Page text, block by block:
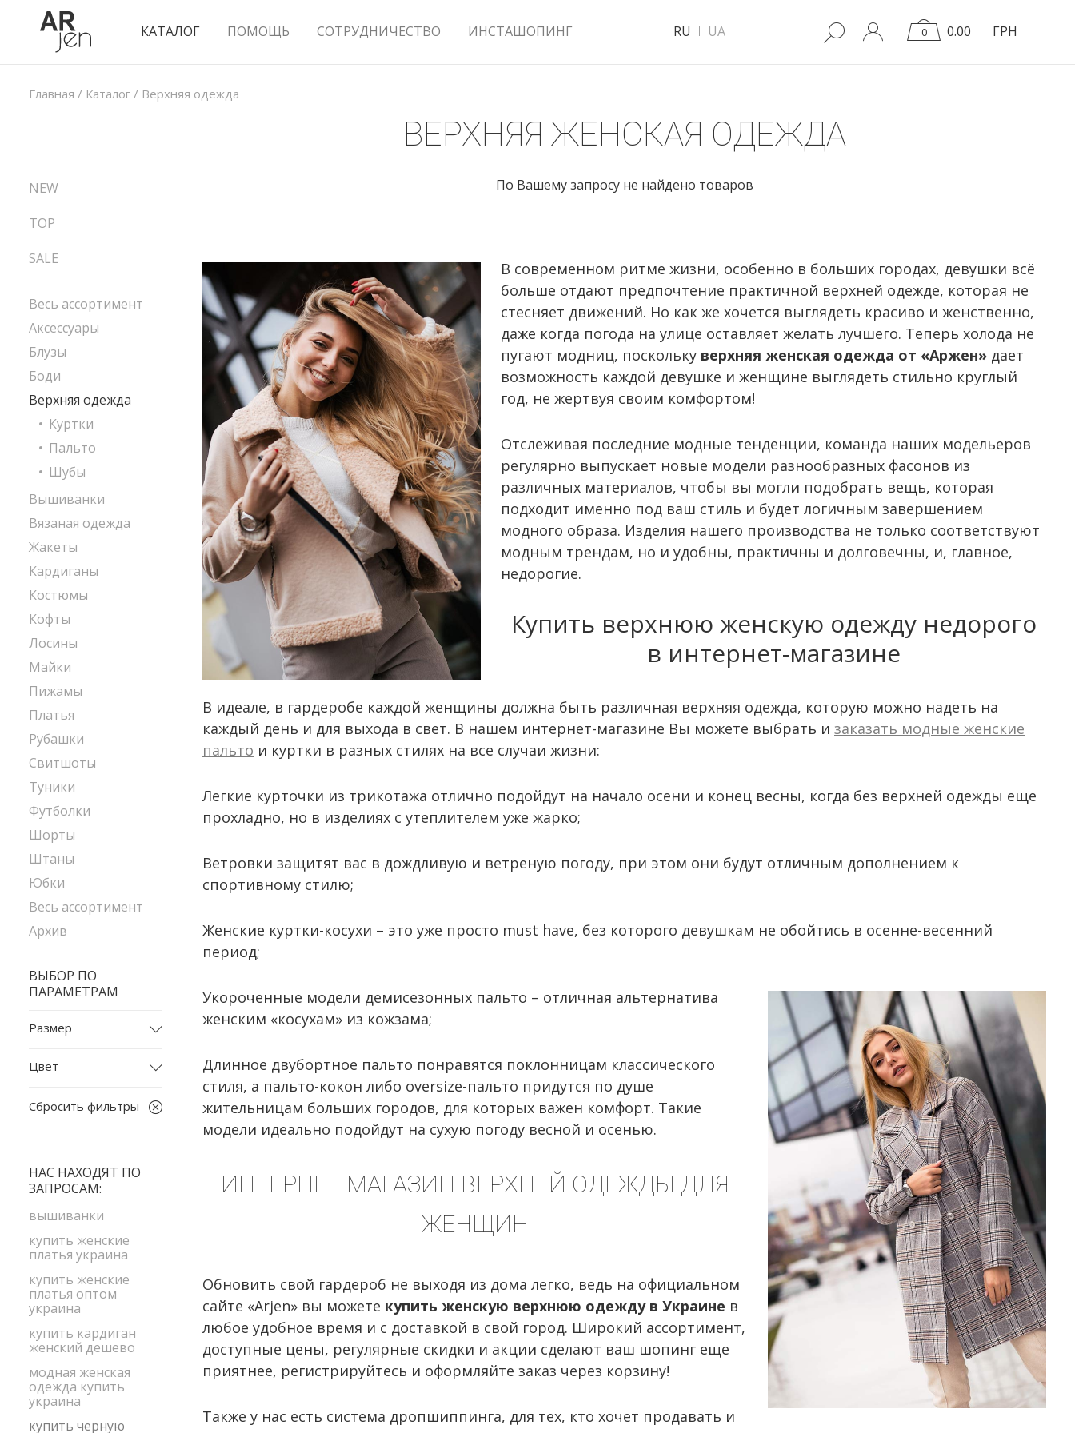
КАТАЛОГ ПОМОЩЬ СОТРУДНИЧЕСТВО ИНСТАШОПИНГ RU UA 0 0.00 ГРН
Главная / Каталог / Верхняя одежда
ВЕРХНЯЯ ЖЕНСКАЯ ОДЕЖДА
В современном ритме жизни, особенно в больших городах, девушки всё
больше отдают предпочтение практичной верхней одежде, которая не
стесняет движений. Но как же хочется выглядеть красиво и женственно,
даже когда погода на улице оставляет желать лучшего. Теперь холода не
пугают модниц, поскольку верхняя женская одежда от «Аржен» дает
возможность каждой девушке и женщине выглядеть стильно круглый
год, не жертвуя своим комфортом!
Отслеживая последние модные тенденции, команда наших модельеров
регулярно выпускает новые модели разнообразных фасонов из
различных материалов, чтобы вы могли подобрать вещь, которая
подходит именно под ваш стиль и будет логичным завершением
модного образа. Изделия нашего производства не только соответствуют
модным трендам, но и удобны, практичны и долговечны, и, главное,
недорогие.
Купить верхнюю женскую одежду недорого
в интернет-магазине
В идеале, в гардеробе каждой женщины должна быть различная верхняя одежда, которую можно надеть на
каждый день и для выхода в свет. В нашем интернет-магазине Вы можете выбрать и заказать модные женские
пальто и куртки в разных стилях на все случаи жизни:
Легкие курточки из трикотажа отлично подойдут на начало осени и конец весны, когда без верхней одежды еще
прохладно, но в изделиях с утеплителем уже жарко;
Ветровки защитят вас в дождливую и ветреную погоду, при этом они будут отличным дополнением к
спортивному стилю;
Женские куртки-косухи – это уже просто must have, без которого девушкам не обойтись в осенне-весенний
период;
Укороченные модели демисезонных пальто – отличная альтернатива
женским «косухам» из кожзама;
Длинное двубортное пальто понравятся поклонницам классического
стиля, а пальто-кокон либо oversize-пальто придутся по душе
жительницам больших городов, для которых важен комфорт. Такие
модели идеально подойдут на сухую погоду весной и осенью.
ИНТЕРНЕТ МАГАЗИН ВЕРХНЕЙ ОДЕЖДЫ ДЛЯ
ЖЕНЩИН
Обновить свой гардероб не выходя из дома легко, ведь на официальном
сайте «Arjen» вы можете купить женскую верхнюю одежду в Украине в
любое удобное время и с доставкой в свой город. Широкий ассортимент,
доступные цены, регулярные скидки и акции сделают ваш шопинг еще
приятнее, регистрируйтесь и оформляйте заказ через корзину!
Также у нас есть система дропшиппинга, для тех, кто хочет продавать и
По Вашему запросу не найдено товаров
NEW
TOP
SALE
Весь ассортимент
Аксессуары
Блузы
Боди
Верхняя одежда
Куртки
Пальто
Шубы
Вышиванки
Вязаная одежда
Жакеты
Кардиганы
Костюмы
Кофты
Лосины
Майки
Пижамы
Платья
Рубашки
Свитшоты
Туники
Футболки
Шорты
Штаны
Юбки
Весь ассортимент
Архив
ВЫБОР ПО
ПАРАМЕТРАМ
Размер
L
M-L
S-M
XS-S
Цвет
бирюзовый
бордовый
голубой
желтый
зеленый
коралловый
коричневый
красный
мята
оливковый
оранжевый
персиковый
розовый
Сбросить фильтры
НАС НАХОДЯТ ПО
ЗАПРОСАМ:
вышиванки
купить женские
платья украина
купить женские
платья оптом
украина
купить кардиган
женский дешево
модная женская
одежда купить
украина
купить черную